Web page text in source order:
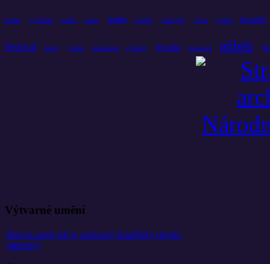
knihu vyprávění zvířat uvede hudby umění českých život vydává divadlo
festival které ročník současnosti vydávají divadla muzeum příběh
Výtvarné umění
Bravos aneb jak je současný španělský design
důležitý?